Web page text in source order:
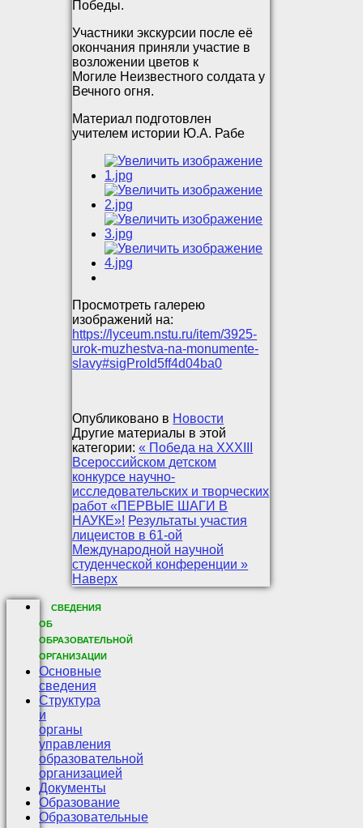
Победы.
Участники экскурсии после её
окончания приняли участие в
возложении цветов к
Могиле Неизвестного солдата у
Вечного огня.
Материал подготовлен
учителем истории Ю.А. Рабе
Просмотреть галерею
изображений на:
https://lyceum.nstu.ru/item/3925-
urok-muzhestva-na-monumente-
slavy#sigProId5ff4d04ba0
Опубликовано в Новости
Другие материалы в этой
категории: « Победа на XXXIII
Всероссийском детском
конкурсе научно-
исследовательских и творческих
работ «ПЕРВЫЕ ШАГИ В
НАУКЕ»! Результаты участия
лицеистов в 61-ой
Международной научной
студенческой конференции »
Наверх
СВЕДЕНИЯ
ОБ
ОБРАЗОВАТЕЛЬНОЙ
ОРГАНИЗАЦИИ
Основные
сведения
Структура
и
органы
управления
образовательной
организацией
Документы
Образование
Образовательные